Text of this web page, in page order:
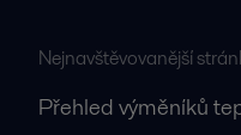
Nejnavštěvovanější
Přehled výměníků